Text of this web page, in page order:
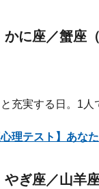
かに座／蟹座
充実する日。1人
心理テスト】あな
やぎ座／山羊